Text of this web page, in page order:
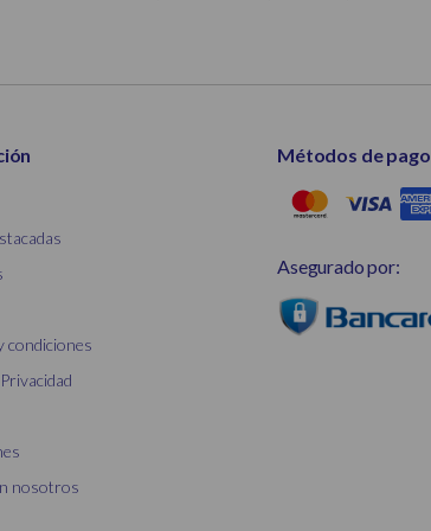
condiciones
nosotros
Métodos de pago
Asegurado por: